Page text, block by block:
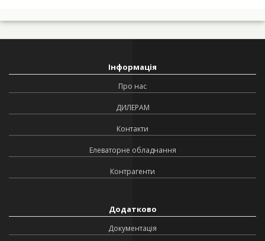
Інформація
Про нас
ДИЛЕРАМ
Контакти
Елеваторне обладнання
Контрагенти
Додатково
Документація